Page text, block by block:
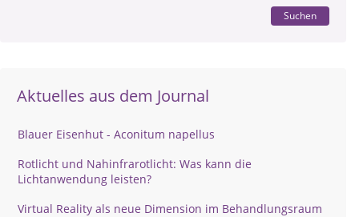
Suchen
Aktuelles aus dem Journal
Blauer Eisenhut - Aconitum napellus
Rotlicht und Nahinfrarotlicht: Was kann die
Lichtanwendung leisten?
Virtual Reality als neue Dimension im Behandlungsraum